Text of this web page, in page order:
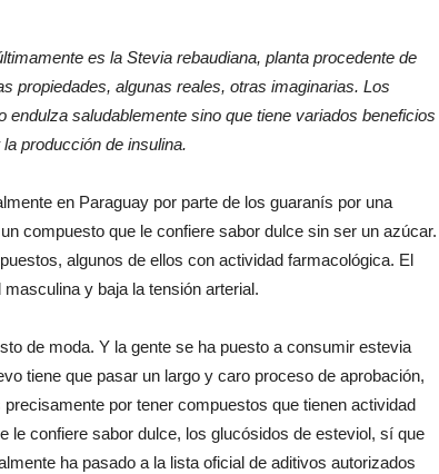
es la Stevia rebaudiana, planta procedente de
propiedades, algunas reales, otras imaginarias. Los
endulza saludablemente sino que tiene variados beneficios
producción de insulina.
en Paraguay por parte de los guaranís por una
compuesto que le confiere sabor dulce sin ser un azúcar.
algunos de ellos con actividad farmacológica. El
y baja la tensión arterial.
de moda. Y la gente se ha puesto a consumir estevia
tiene que pasar un largo y caro proceso de aprobación,
por tener compuestos que tienen actividad
le confiere sabor dulce, los glucósidos de esteviol, sí que
ha pasado a la lista oficial de aditivos autorizados